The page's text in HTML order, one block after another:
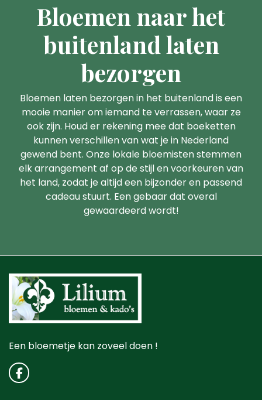
Bloemen naar het
buitenland laten
bezorgen
Bloemen laten bezorgen in het buitenland is een
mooie manier om iemand te verrassen, waar ze
ook zijn. Houd er rekening mee dat boeketten
kunnen verschillen van wat je in Nederland
gewend bent. Onze lokale bloemisten stemmen
elk arrangement af op de stijl en voorkeuren van
het land, zodat je altijd een bijzonder en passend
cadeau stuurt. Een gebaar dat overal
gewaardeerd wordt!
Een bloemetje kan zoveel doen !